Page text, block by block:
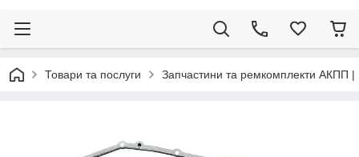
Товари та послуги Запчастини та ремкомплекти АКПП |